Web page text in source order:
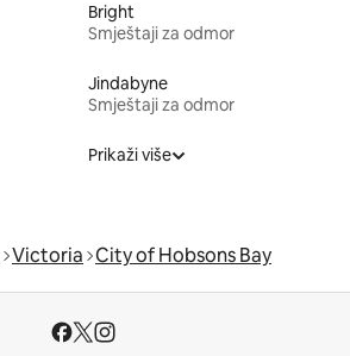
Bright
Smještaji za odmor
Jindabyne
Smještaji za odmor
Prikaži više
Victoria City of Hobsons Bay